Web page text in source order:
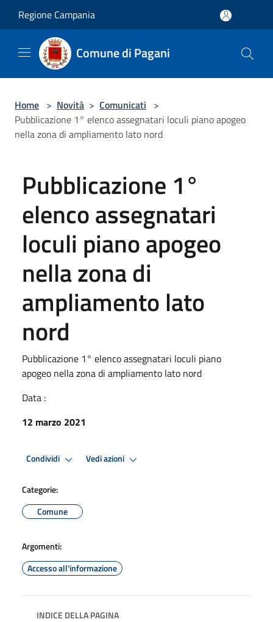
Regione Campania
Comune di Pagani
Home > Novità > Comunicati >
Pubblicazione 1° elenco assegnatari loculi piano apogeo
nella zona di ampliamento lato nord
Pubblicazione 1°
elenco assegnatari
loculi piano apogeo
nella zona di
ampliamento lato
nord
Pubblicazione 1° elenco assegnatari loculi piano
apogeo nella zona di ampliamento lato nord
Data :
12 marzo 2021
Condividi Vedi azioni
Categorie:
Comune
Argomenti:
Accesso all'informazione
INDICE DELLA PAGINA